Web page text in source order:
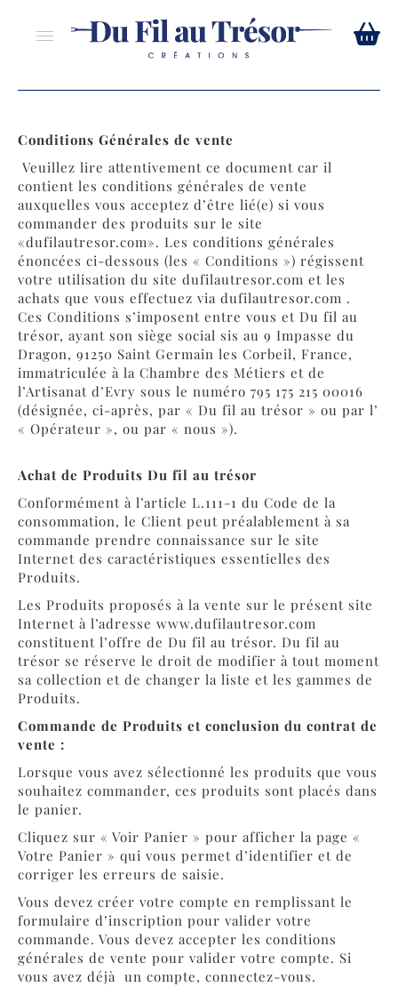
Conditions Générales de vente
Veuillez lire attentivement ce document car il
contient les conditions générales de vente
auxquelles vous acceptez d’être lié(e) si vous
commander des produits sur le site
«dufilautresor.com». Les conditions générales
énoncées ci-dessous (les « Conditions ») régissent
votre utilisation du site dufilautresor.com et les
achats que vous effectuez via dufilautresor.com .
Ces Conditions s’imposent entre vous et Du fil au
trésor, ayant son siège social sis au 9 Impasse du
Dragon, 91250 Saint Germain les Corbeil, France,
immatriculée à la Chambre des Métiers et de
l’Artisanat d’Evry sous le numéro 795 175 215 00016
(désignée, ci-après, par « Du fil au trésor » ou par l’
« Opérateur », ou par « nous »).
Achat de Produits Du fil au trésor
Conformément à l’article L.111-1 du Code de la
consommation, le Client peut préalablement à sa
commande prendre connaissance sur le site
Internet des caractéristiques essentielles des
Produits.
Les Produits proposés à la vente sur le présent site
Internet à l’adresse www.dufilautresor.com
constituent l’offre de Du fil au trésor. Du fil au
trésor se réserve le droit de modifier à tout moment
sa collection et de changer la liste et les gammes de
Produits.
Commande de Produits et conclusion du contrat de
vente :
Lorsque vous avez sélectionné les produits que vous
souhaitez commander, ces produits sont placés dans
le panier.
Cliquez sur « Voir Panier » pour afficher la page «
Votre Panier » qui vous permet d’identifier et de
corriger les erreurs de saisie.
Vous devez créer votre compte en remplissant le
formulaire d’inscription pour valider votre
commande. Vous devez accepter les conditions
générales de vente pour valider votre compte. Si
vous avez déjà un compte, connectez-vous.